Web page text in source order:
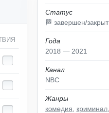
Статус
🏁 завершен/закрыт
Года
2018 — 2021
Канал
NBC
Жанры
комедия
криминал